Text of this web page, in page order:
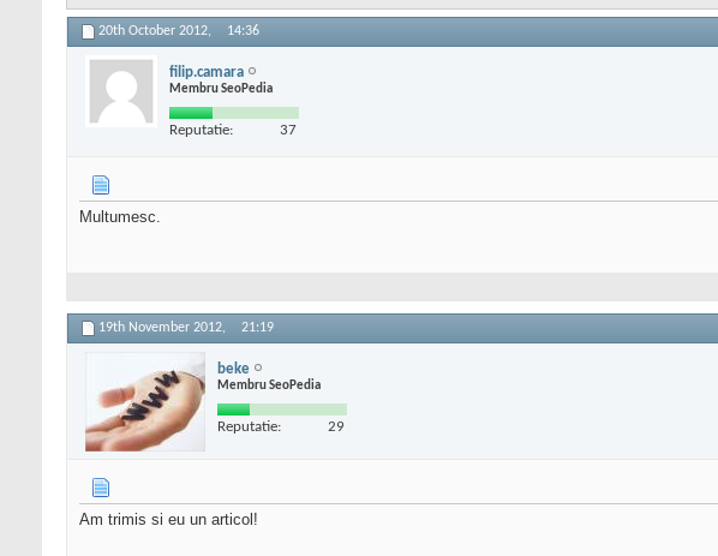
20th October 2012, 14:36
filip.camara
Membru SeoPedia
Reputatie: 37
Multumesc.
19th November 2012, 21:19
beke
Membru SeoPedia
Reputatie: 29
Am trimis si eu un articol!